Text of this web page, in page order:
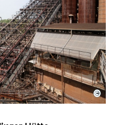
Völklinger Hütte mit
Völklinger Hütte | Karl
©